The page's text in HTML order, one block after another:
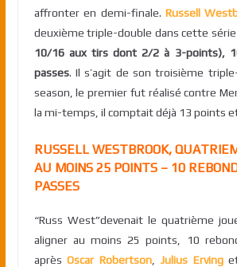
affronter en demi-finale. Russell
deuxième triple-double dans cette
10/16 aux tirs dont 2/2 à 3-points),
passes. Il s’agit de son troisième
season, le premier fut réalisé contre
la mi-temps, il comptait déjà 13 points
RUSSELL WESTBROOK,
AU MOINS 25 POINTS – 10
PASSES
“Russ West”devenait le quatrième
aligner au moins 25 points, 10
aprèsOscar Robertson Julius Erving